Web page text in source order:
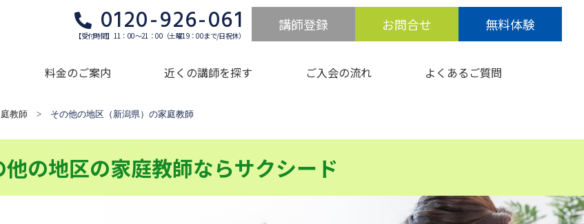
0120-926-061
【受付時間】11：00～21：00（土曜19：00まで/日祝休）
講師登録 お問合せ 無料体験
料金のご案内 近くの講師を探す ご入会の流れ よくあるご質問
教師 > その他の地区（新潟県）の家庭教師
の地区の家庭教師ならサクシード